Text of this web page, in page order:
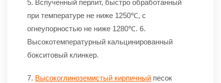
5. Вспученный перлит, быстро обработанный
при температуре не ниже 1250℃, с
огнеупорностью не ниже 1280℃. 6.
Высокотемпературный кальцинированный
бокситовый клинкер.
7. Высокоглиноземистый кирпичный песок